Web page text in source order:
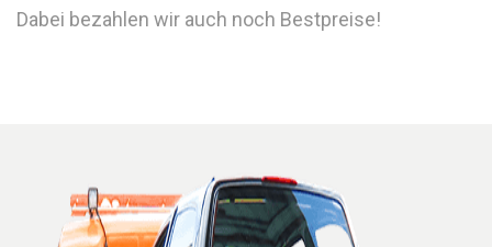
Dabei bezahlen wir auch noch Bestpreise!